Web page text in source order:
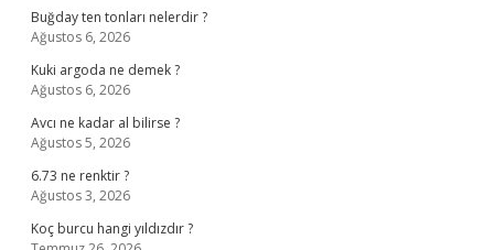
Buğday ten tonları nelerdir ?
Ağustos 6, 2026
Kuki argoda ne demek ?
Ağustos 6, 2026
Avcı ne kadar al bilirse ?
Ağustos 5, 2026
6.73 ne renktir ?
Ağustos 3, 2026
Koç burcu hangi yıldızdır ?